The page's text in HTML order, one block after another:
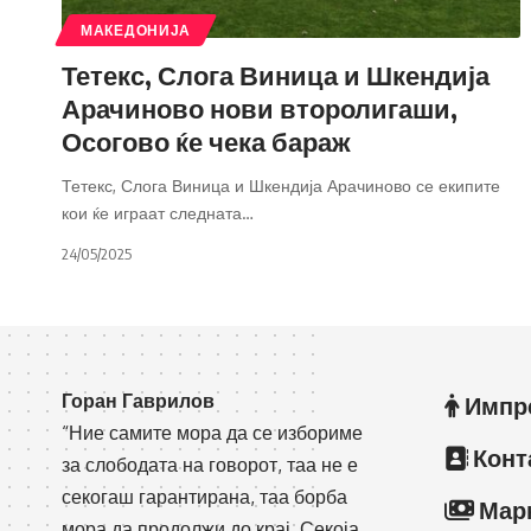
МАКЕДОНИЈА
Тетекс, Слога Виница и Шкендија
Арачиново нови второлигаши,
Осогово ќе чека бараж
Тетекс, Слога Виница и Шкендија Арачиново се екипите
кои ќе играат следната…
24/05/2025
Горан Гаврилов
“Ние самите мора да се избориме
за слободата на говорот, таа не е
секогаш гарантирана, таа борба